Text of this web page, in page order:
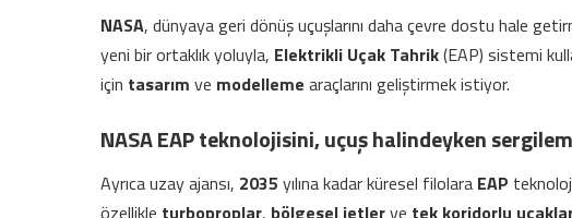
NASA, dünyaya geri dönüş uçuşlarını daha çevre dostu hale
yeni bir ortaklık yoluyla, Elektrikli Uçak Tahrik(EAP) sistemi
için tasarım ve modelleme araçlarını geliştirmek istiyor.
NASA EAPteknolojisini, uçuş halindeyken
Ayrıca uzay ajansı, 2035 yılına kadar küresel filolara EAP
özellikle turboproplar, bölgesel jetlerve tek koridorlu